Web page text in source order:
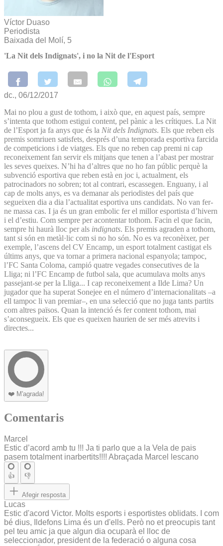
Víctor Duaso
Periodista
Baixada del Molí, 5
'La Nit dels Indignats', i no la Nit de l'Esport
dc., 06/12/2017
Mai no plou a gust de tothom, i això que, en aquest país, sempre
s’intenta que tothom estigui content, pel pànic a les crítiques. La Nit
de l’Esport ja fa anys que és la Nit dels Indignats. Els que reben els
premis somriuen satisfets, després d’una temporada esportiva farcida
de competicions i de viatges. Els que no reben cap premi ni cap
reconeixement fan servir els mitjans que tenen a l’abast per mostrar
les seves queixes. N’hi ha d’altres que no ho fan públic perquè la
subvenció esportiva que reben està en joc i, actualment, els
patrocinadors no sobren; tot al contrari, escassegen. Enguany, i al
cap de molts anys, es va demanar als periodistes del país que
segueixen dia a dia l’actualitat esportiva uns candidats. No van fer-
ne massa cas. I ja és un gran embolic fer el millor esportista d’hivern
i el d’estiu. Com sempre per acontentar tothom. Facin el que facin,
sempre hi haurà lloc per als indignats. Els premis agraden a tothom,
tant si són en metàl·lic com si no ho són. No es va reconèixer, per
exemple, l’ascens del CV Encamp, un esport totalment castigat els
últims anys, que va tornar a primera nacional espanyola; tampoc,
l’FC Santa Coloma, campió quatre vegades consecutives de la
Lliga; ni l’FC Encamp de futbol sala, que acumulava molts anys
passejant-se per la Lliga... I cap reconeixement a Ilde Lima? Un
jugador que ha superat Sonejee en el número d’internacionalitats –a
ell tampoc li van premiar–, en una selecció que no juga tants partits
com altres països. Quan la intenció és fer content tothom, mai
s’aconsegueix. Els que es queixen haurien de ser més atrevits i
directes...
❤️ M'agrada!
Comentaris
Marcel
Estic d’acord amb tu !!! Ja ti parlo que a la Vela de pais
pasem totalment inarbertits!!!! Abraçada Marcel lescano
👍 👎
Afegir resposta
Lucas
Estic d'acord Victor. Molts esports i esportistes oblidats. I com
bé dius, Ildefons Lima és un d'ells. Però no et preocupis tant
pel teu amic ja que algun dia ocuparà el lloc de
seleccionador, president de la federació o alguna cosa